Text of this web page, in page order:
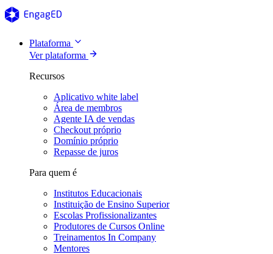
Plataforma
Ver plataforma
Recursos
Aplicativo white label
Área de membros
Agente IA de vendas
Checkout próprio
Domínio próprio
Repasse de juros
Para quem é
Institutos Educacionais
Instituição de Ensino Superior
Escolas Profissionalizantes
Produtores de Cursos Online
Treinamentos In Company
Mentores